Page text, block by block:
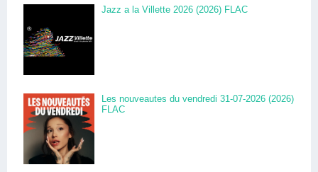
Jazz a la Villette 2026 (2026) FLAC
Les nouveautes du vendredi 31-07-2026 (2026)
FLAC